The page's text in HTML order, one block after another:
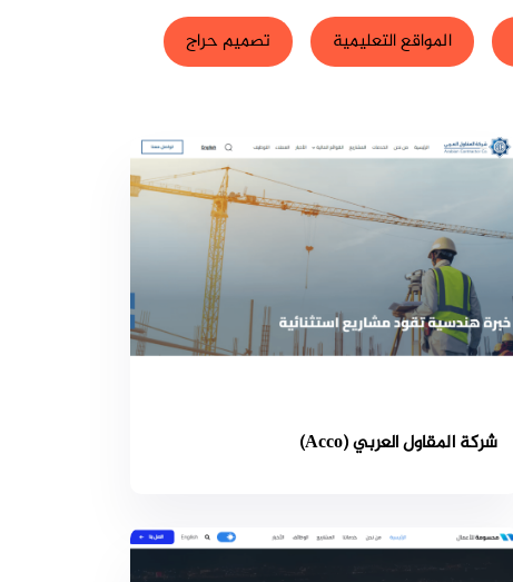
المواقع التعليمية تصميم حراج
شركة المقاول العربي (Acco)